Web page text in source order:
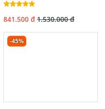
841.500 đ 1.530.000 đ
-45%